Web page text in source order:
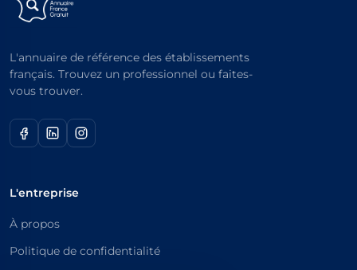
L'annuaire de référence des établissements
français. Trouvez un professionnel ou faites-
vous trouver.
L'entreprise
À propos
Politique de confidentialité